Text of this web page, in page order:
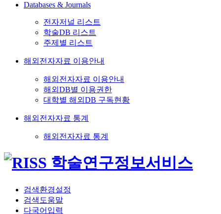
Databases & Journals
전자저널 리스트
학술DB 리스트
주제별 리스트
해외전자자료 이용안내
해외전자자료 이용안내
해외DB별 이용권한
대학별 해외DB 구독현황
해외전자자료 통계
해외전자자료 통계
검색환경설정
검색도움말
다국어입력